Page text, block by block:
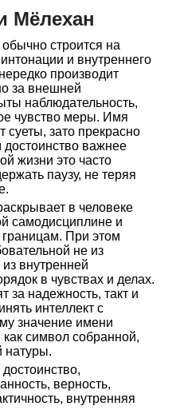
Мёлехан
строится на
и внутреннего
производит
за внешней
наблюдательность,
чувство меры. Имя
суеты, зато прекрасно
достоинство важнее
жизни это часто
паузу, не теряя
в человеке
самодисциплине и
При этом
не из
внутренней
в чувствах и делах.
за надежность, такт и
интеллект с
значение имени
символ собранной,
натуры.
достоинство,
верность,
внутренняя